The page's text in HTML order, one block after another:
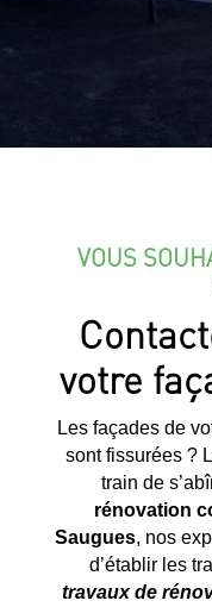
VOUS
votre
Les façades de
sont fissurées ?
train de
rénovation
Saugues, nos
d’établir les
travaux de